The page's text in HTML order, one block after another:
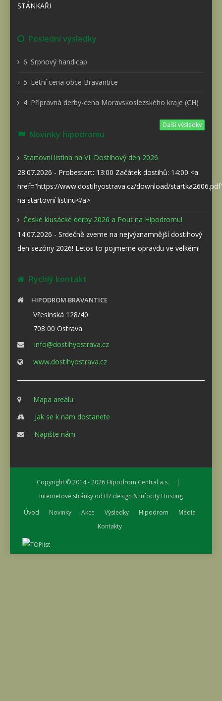
STÁNKAŘI
Poslední výsledky
6. Srpnový handicap
5. Letní cena obce Bravantice
4. Přípravná derby-cena Moravskoslezského kraje (CH)
Další výsledky
Novinky hipodromu
Startovní listina na VI. Dostihový den 2026
28.07.2026 - Probestart: 13:00 Začátek dostihů: 14:00 <a
href="https://www.dostihyostrava.cz/download/
na startovní listinu</a>
České klusácké derby 2026 a Pouť na Hipodromu!
14.07.2026 - Srdečně zveme na nejvýznamnější dostihový
den sezóny 2026! Letos to pojmeme opravdu ve velkém!
Rychlý kontakt
HIPODROM BRAVANTICE
Vřesinská 128/40
708 00 Ostrava
info@dostihyostrava.cz
www.dostihyostrava.cz
Mapa areálu
Jak se k nám dostanete
Napište nám
Copyright © 2014 - 2026 Hipodrom Central a.s. |
Internetové stránky od B7 design & Infocity Hosting
Úvod
Novinky Akce Výsledky Hipodrom
Média
Kontakty